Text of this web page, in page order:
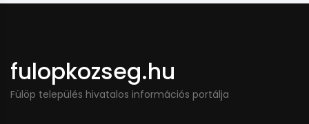
fulopkozseg.hu
Fülöp település hivatalos információs portálja